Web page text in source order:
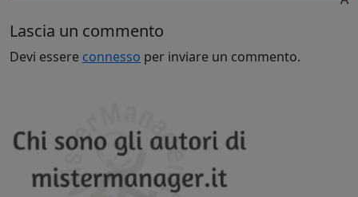
Lascia un commento
Devi essere connesso per inviare un commento.